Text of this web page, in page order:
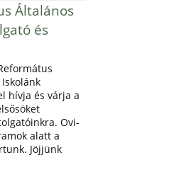
Általános
és
hívja és várja a
Ovi-
alatt a
Jöjjünk